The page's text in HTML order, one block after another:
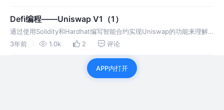
Defi编程——Uniswap V1（1）
通过使用Solidity和Hardhat编写智能合约实现Uniswap的功能来理解
去中心化金融Defi的原理
3年前 1.0k 2 评论
APP内打开